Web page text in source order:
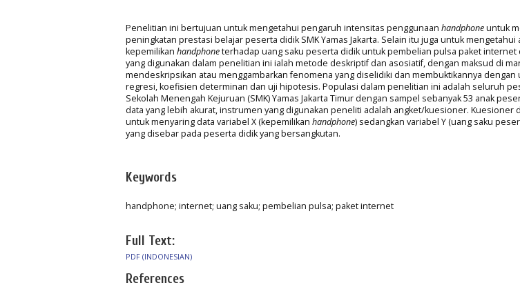
Penelitian ini bertujuan untuk mengetahui pengaruh intensitas penggunaan handphoneuntuk
peningkatan prestasi belajar peserta didik SMK Yamas Jakarta. Selain itu juga untuk
kepemilikan handphoneterhadap uang saku peserta didik untuk pembelian pulsa paket internet
yang digunakan dalam penelitian ini ialah metode deskriptif dan asosiatif, dengan maksud di
mendeskripsikan atau menggambarkan fenomena yang diselidiki dan membuktikannya
regresi, koefisien determinan dan uji hipotesis. Populasi dalam penelitian ini adalah seluruh
Sekolah Menengah Kejuruan (SMK) Yamas Jakarta Timur dengan sampel sebanyak 53 anak
data yang lebih akurat, instrumen yang digunakan peneliti adalah angket/kuesioner. Kuesioner
untuk menyaring data variabel X (kepemilikan handphone) sedangkan variabel Y (uang saku
yang disebar pada peserta didik yang bersangkutan.
Keywords
handphone; internet; uang saku; pembelian pulsa; paket internet
Full Text:
PDF (INDONESIAN)
References